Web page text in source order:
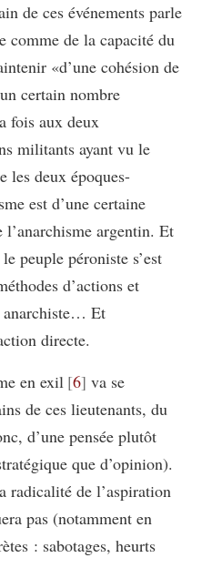
de ces événements parle
comme de la capacité du
«d’une cohésion de
certain nombre
fois aux deux
militants ayant vu le
les deux époques-
est d’une certaine
argentin. Et
peuple péroniste s’est
d’actions et
anarchiste… Et
directe.
en exil 6 va se
de ces lieutenants, du
d’une pensée plutôt
que d’opinion).
radicalité de l’aspiration
pas (notamment en
: sabotages, heurts